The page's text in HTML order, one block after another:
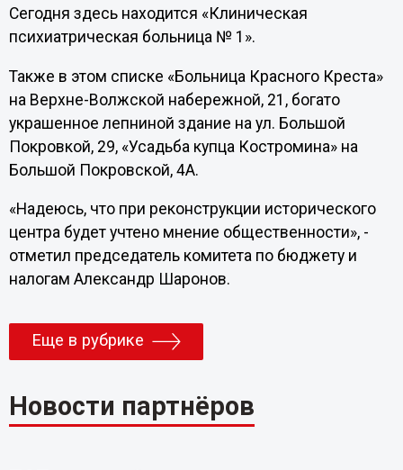
Сегодня здесь находится «Клиническая
психиатрическая больница № 1».
Также в этом списке «Больница Красного Креста»
на Верхне-Волжской набережной, 21, богато
украшенное лепниной здание на ул. Большой
Покровкой, 29, «Усадьба купца Костромина» на
Большой Покровской, 4А.
«Надеюсь, что при реконструкции исторического
центра будет учтено мнение общественности», -
отметил председатель комитета по бюджету и
налогам Александр Шаронов.
Еще в рубрике
Новости партнёров